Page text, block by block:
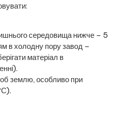
середовища нижче – 5
в холодну пору завод –
матеріал в
об землю, особливо при